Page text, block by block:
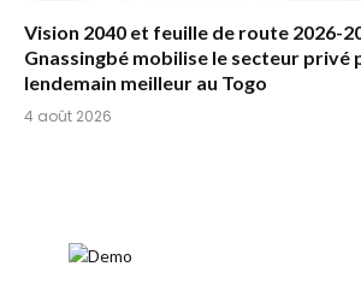
Vision 2040 et feuille de route 2026-
Gnassingbé mobilise le secteur privé
lendemain meilleur au Togo
4 août 2026